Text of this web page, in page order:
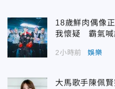
18歲鮮肉偶像
我懷疑 霸氣喊
2小時前 娛樂
大馬歌手陳佩